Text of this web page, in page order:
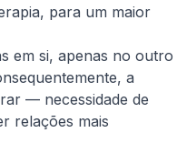
para um maior
em si, apenas no outro
a
— necessidade de
relações mais